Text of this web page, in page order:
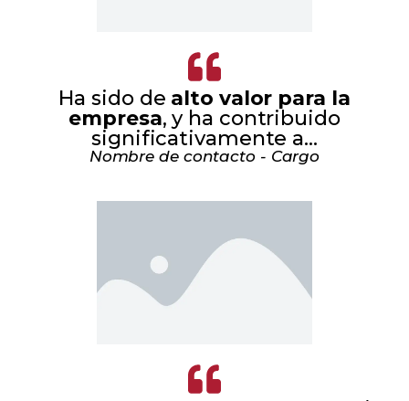
Ha sido de alto valor para la
empresa, y ha contribuido
significativamente a...
Nombre de contacto - Cargo